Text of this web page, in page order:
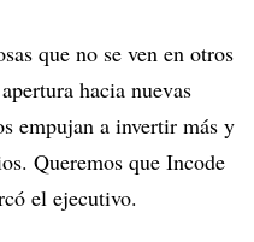
que no se ven en otros
hacia nuevas
empujan a invertir más y
Queremos que Incode
el ejecutivo.